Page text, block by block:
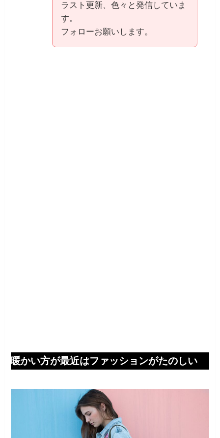
ラスト更新、色々と発信していま
す。
フォローお願いします。
暖かい方が最近はファッションがたのしい